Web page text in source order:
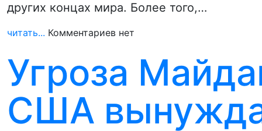
других концах мира. Более того,…
читать... Комментариев нет
Угроза
США